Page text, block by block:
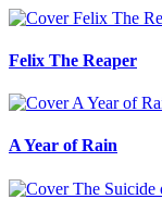
Felix The Reaper
A Year of Rain